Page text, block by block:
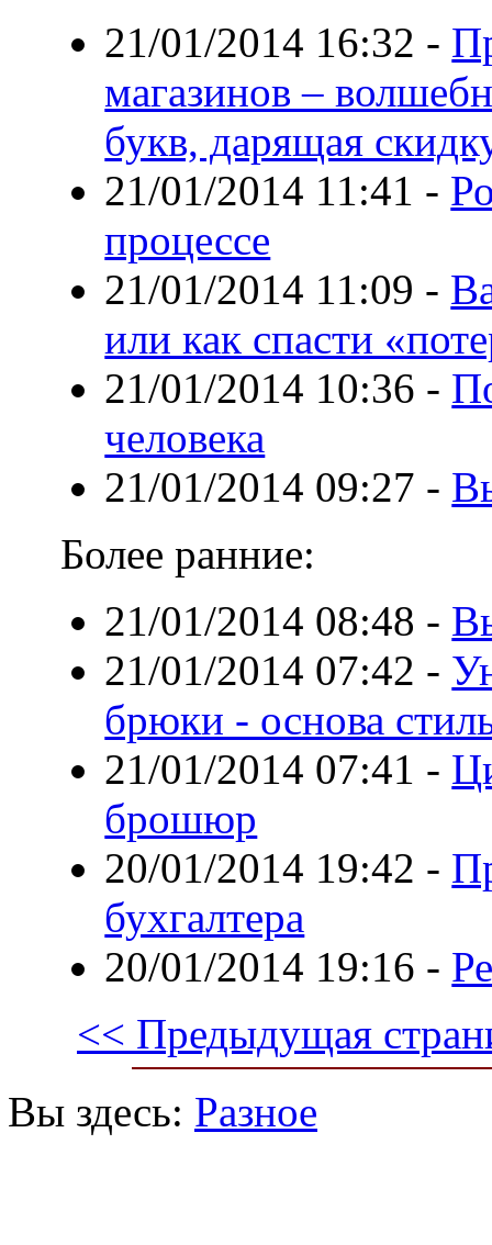
21/01/2014 16:32 -
магазинов –
букв, дарящая
21/01/2014 11:41 -
процессе
21/01/2014 11:09 -
или как спасти
21/01/2014 10:36 -
человека
21/01/2014 09:27 -
Более ранние:
21/01/2014 08:48 -
21/01/2014 07:42 -
брюки - основа
21/01/2014 07:41 -
брошюр
20/01/2014 19:42 -
бухгалтера
20/01/2014 19:16 -
<< Предыдущая
Вы здесь: Разное